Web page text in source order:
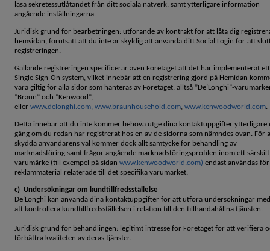
läsa sekretessutlåtandet från ditt sociala nätverk, samt ytterligare information
angående inställningarna.
Juridisk grund för bearbetningen: utförande av kontrakt för att låta dig
hemsidan, förutsatt att du inte är skyldig att använda ditt Social Login för att
registreringen.
Gällande registreringen specificerar även Företaget att det har implementerat ett
Single Sign-On system, vilket innebär att en registrering gjord på Hemidan
vara giltig för alla sidor som hanteras av Företaget, alltså ”De’Longhi”-
”Braun” och ”Kenwood”,
eller www.delonghi.com, www.braunhousehold.com, www.kenwoodworld.com.
Detta innebär att du inte kommer behöva utge dina kontaktuppgifter ytterligare
gång om du redan har registrerat hos en av de sidorna som nämndes ovan. För
skydda användarens val kommer dock allt samtycke för behandling av
marknadsföring samt frågor angående marknadsföringsprofilen inom ett särskilt
varumärke (till exempel på sidan www.kenwoodworld.com) endast användas för
reklammaterial relaterade till det specifika varumärket.
c) Undersökningar om kundtillfredsställelse
De’Longhi kan använda dina kontaktuppgifter för att utföra undersökningar
att kontrollera kundtillfredsställelsen i relation till den tillhandahållna tjänsten.
Juridisk grund för behandlingen: legitimt intresse för Företaget för att verifiera
förbättra kvaliteten av deras tjänster.